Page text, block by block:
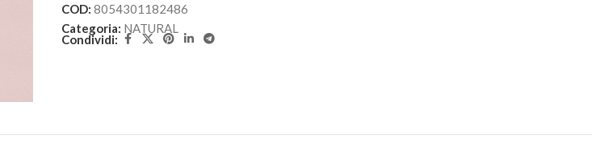
COD: 8054301182486
Categoria: NATURAL
Condividi: